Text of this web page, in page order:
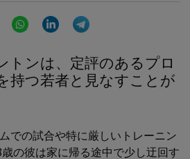
Email WhatsAppLinkedIn
トンは、定評のあるプロ
持つ若者と見なすことが
での試合や特に厳しいトレーニン
の彼は家に帰る途中で少し迂回す